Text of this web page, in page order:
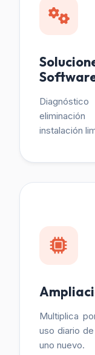
instalación
Multiplica
uso diario
uno nuevo.